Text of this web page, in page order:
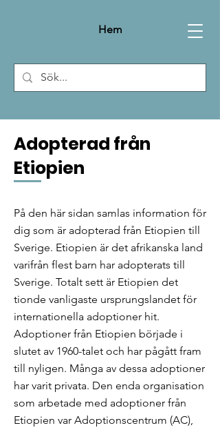
Hem
Adopterad från
Etiopien
På den här sidan samlas information för
dig som är adopterad från Etiopien till
Sverige. Etiopien är det afrikanska land
varifrån flest barn har adopterats till
Sverige. Totalt sett är Etiopien det
tionde vanligaste ursprungslandet för
internationella adoptioner hit.
Adoptioner från Etiopien började i
slutet av 1960-talet och har pågått fram
till nyligen. Många av dessa adoptioner
har varit privata. Den enda organisation
som arbetade med adoptioner från
Etiopien var Adoptionscentrum (AC),